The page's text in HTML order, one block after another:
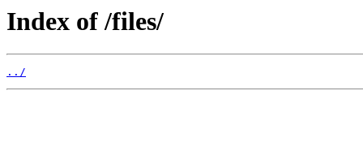
Index of /files/
../